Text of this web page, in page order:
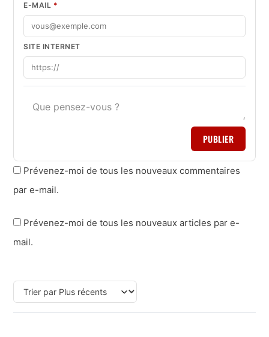
E-MAIL *
SITE INTERNET
PUBLIER
Prévenez-moi de tous les nouveaux commentaires
par e-mail.
Prévenez-moi de tous les nouveaux articles par e-
mail.